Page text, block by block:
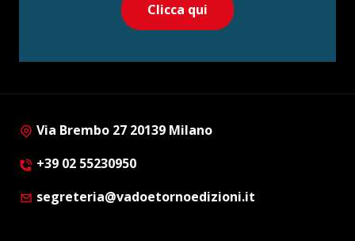
Clicca qui
Via Brembo 27 20139 Milano
+39 02 55230950
segreteria@vadoetornoedizioni.it